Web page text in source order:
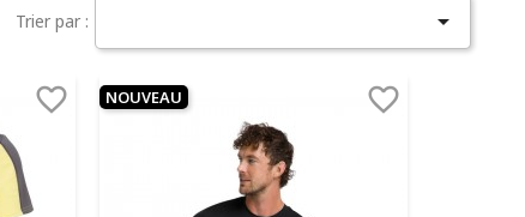
Trier par : 
 
NOUVEAU